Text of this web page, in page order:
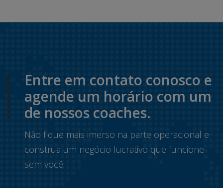
Entre em contato conosco e
agende um horário com um
de nossos coaches.
Não fique mais imerso na parte operacional e
construa um negócio lucrativo que funcione
sem você.